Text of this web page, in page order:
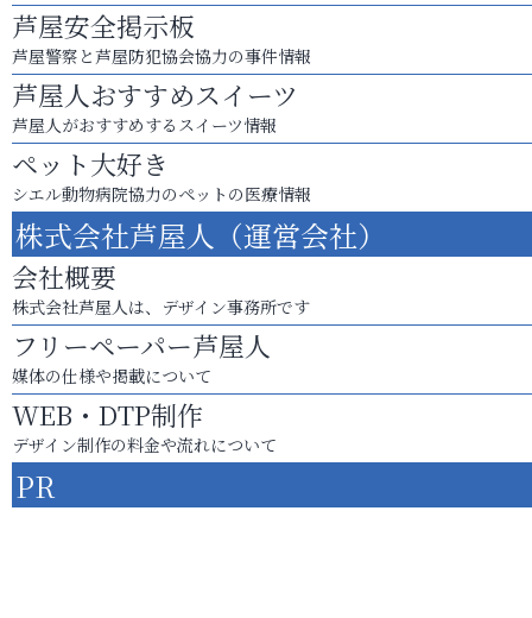
芦屋安全掲示板
芦屋警察と芦屋防犯協会協力の事件情報
芦屋人おすすめスイーツ
芦屋人がおすすめするスイーツ情報
ペット大好き
シエル動物病院協力のペットの医療情報
株式会社芦屋人（運営会社）
会社概要
株式会社芦屋人は、デザイン事務所です
フリーペーパー芦屋人
媒体の仕様や掲載について
WEB・DTP制作
デザイン制作の料金や流れについて
PR